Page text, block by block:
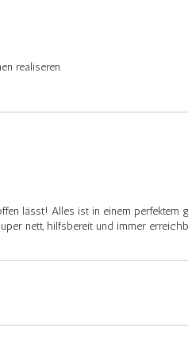
realiseren.
lässt! Alles ist in einem perfektem
nett, hilfsbereit und immer